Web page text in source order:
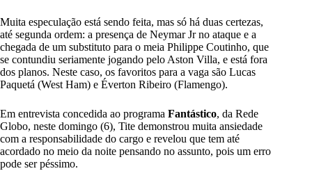
Muita especulação está sendo feita, mas só há duas certezas,
até segunda ordem: a presença de Neymar Jr no ataque e a
chegada de um substituto para o meia Philippe Coutinho, que
se contundiu seriamente jogando pelo Aston Villa, e está fora
dos planos. Neste caso, os favoritos para a vaga são Lucas
Paquetá (West Ham) e Éverton Ribeiro (Flamengo).
Em entrevista concedida ao programa Fantástico, da Rede
Globo, neste domingo (6), Tite demonstrou muita ansiedade
com a responsabilidade do cargo e revelou que tem até
acordado no meio da noite pensando no assunto, pois um erro
pode ser péssimo.